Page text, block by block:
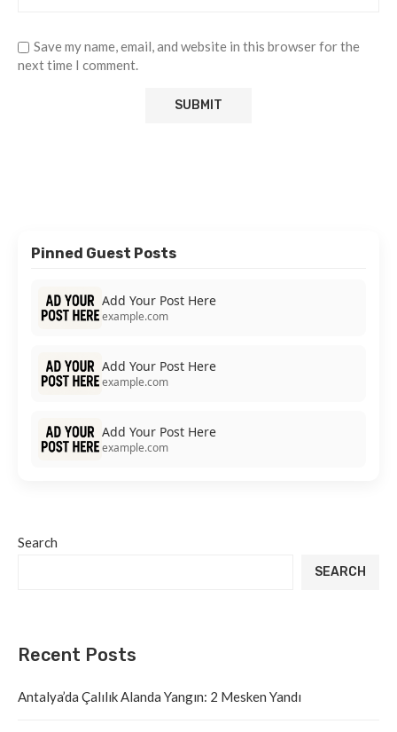
Save my name, email, and website in this browser for the
next time I comment.
Pinned Guest Posts
Add Your Post Here
example.com
Add Your Post Here
example.com
Add Your Post Here
example.com
Search
SEARCH
Recent Posts
Antalya’da Çalılık Alanda Yangın: 2 Mesken Yandı